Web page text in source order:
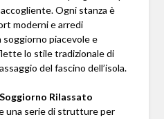
Ogni stanza è
moderni e arredi
piacevole e
lo stile tradizionale di
del fascino dell’isola.
Rilassato
una serie di strutture per